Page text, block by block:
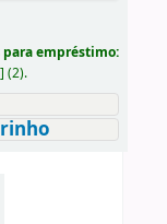
empréstimo:
] (2).